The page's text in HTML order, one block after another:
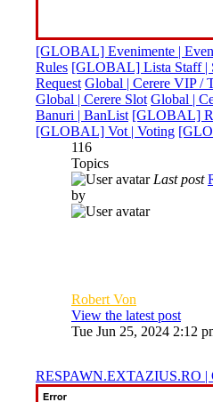
[GLOBAL] Evenimente |
Rules [GLOBAL] Lista Staff |
Request Global | Cerere VIP /
Global | Cerere Slot Global |
Banuri | BanList [GLOBAL]
[GLOBAL] Vot | Voting
116
Topics
Last post
by
Robert Von
View the latest post
Tue Jun 25, 2024 2:12
RESPAWN.EXTAZIUS.RO